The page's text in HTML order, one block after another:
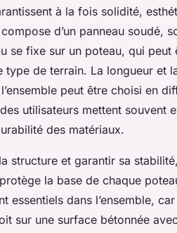
à la fois solidité,
d’un panneau soudé,
se fixe sur un poteau, qui
type de terrain. La longueur et
peut être choisi en
utilisateurs mettent
des matériaux.
structure et garantir sa
la base de chaque
essentiels dans l’ensemble,
sur une surface bétonnée